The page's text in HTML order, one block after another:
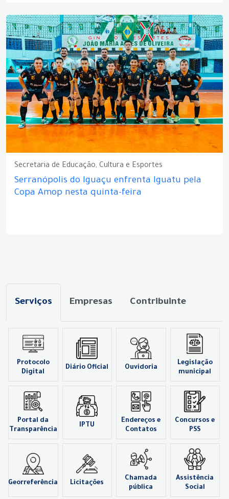
Secretaria de Educação, Cultura e Esportes
Serranópolis do Iguaçu enfrenta Iguatu pela
Copa Amop nesta quinta-feira
Serviços Empresas Contribuinte
Protocolo
Digital
Diário Oficial Ouvidoria
Legislação
municipal
Portal da
Transparência
IPTU
Endereços e
Contatos
Concursos e
PSS
Georreferência Licitações
Chamada
pública
Assistência
Social